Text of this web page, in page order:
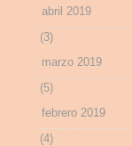
abril 2019
(3)
marzo 2019
(5)
febrero 2019
(4)